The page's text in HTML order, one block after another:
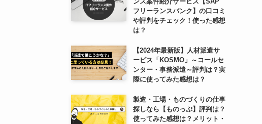
フリーランスバンク】の口コミ
や評判をチェック！使った感想
は？
【2024年最新版】人材派遣サ
ービス「KOSMO」～コールセ
ンター・事務派遣～評判は？実
際に使ってみた感想は？
製造・工場・ものづくりの仕事
探しなら【ものっぷ】評判は？
使ってみた感想は？メリット・